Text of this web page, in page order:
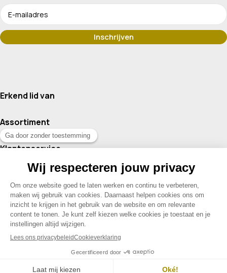
Erkend lid van
Assortiment
Klantenservice
Contact
© 2026 Drogisterij Het Geheim | Alle rechten voorbehouden |
Webdesign en hosting door Madoo|Sitemap